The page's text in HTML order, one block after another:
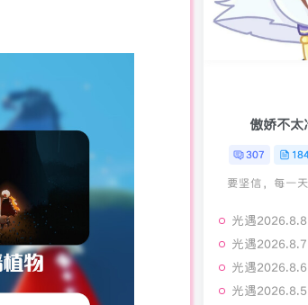
傲娇不太
307
要坚信，每一
光遇
光遇
光遇
光遇